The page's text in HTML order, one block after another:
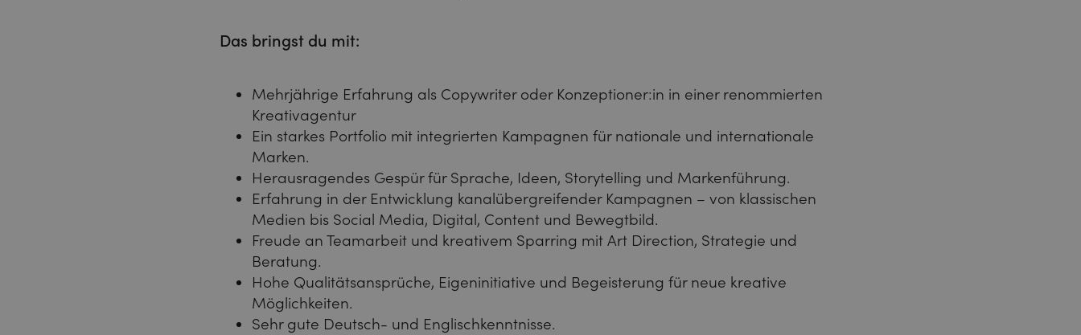
Das bringst du mit:
Mehrjährige Erfahrung als Copywriter oder Konzeptioner:in in einer renommierten
Kreativagentur
Ein starkes Portfolio mit integrierten Kampagnen für nationale und internationale
Marken.
Herausragendes Gespür für Sprache, Ideen, Storytelling und Markenführung.
Erfahrung in der Entwicklung kanalübergreifender Kampagnen – von klassischen
Medien bis Social Media, Digital, Content und Bewegtbild.
Freude an Teamarbeit und kreativem Sparring mit Art Direction, Strategie und
Beratung.
Hohe Qualitätsansprüche, Eigeninitiative und Begeisterung für neue kreative
Möglichkeiten.
Sehr gute Deutsch- und Englischkenntnisse.